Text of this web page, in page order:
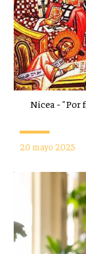
Nicea - "Por
20 mayo 2025